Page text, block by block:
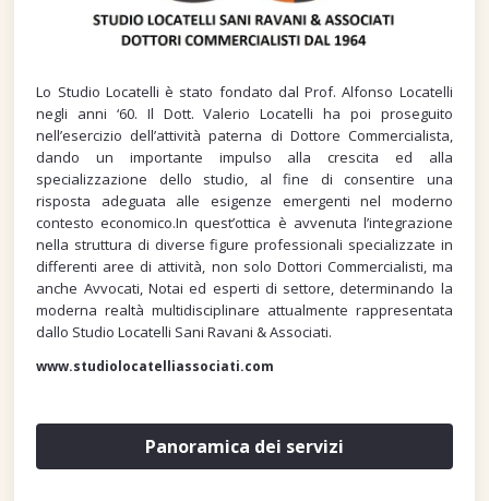
Lo Studio Locatelli è stato fondato dal Prof. Alfonso Locatelli
negli anni ‘60. Il Dott. Valerio Locatelli ha poi proseguito
nell’esercizio dell’attività paterna di Dottore Commercialista,
dando un importante impulso alla crescita ed alla
specializzazione dello studio, al fine di consentire una
risposta adeguata alle esigenze emergenti nel moderno
contesto economico.In quest’ottica è avvenuta l’integrazione
nella struttura di diverse figure professionali specializzate in
differenti aree di attività, non solo Dottori Commercialisti, ma
anche Avvocati, Notai ed esperti di settore, determinando la
moderna realtà multidisciplinare attualmente rappresentata
dallo Studio Locatelli Sani Ravani & Associati.
www.studiolocatelliassociati.com
Panoramica dei servizi